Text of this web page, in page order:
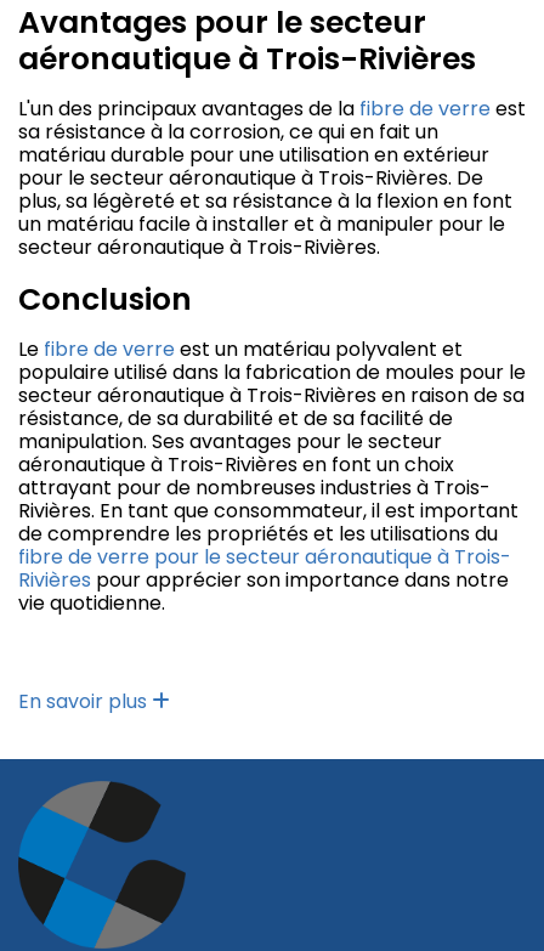
Avantages pour le secteur
aéronautique à Trois-Rivières
L'un des principaux avantages de la fibre de verreest
sa résistance à la corrosion, ce qui en fait un
matériau durable pour une utilisation en extérieur
pour le secteur aéronautique à Trois-Rivières. De
plus, sa légèreté et sa résistance à la flexion en font
un matériau facile à installer et à manipuler pour le
secteur aéronautique à Trois-Rivières.
Conclusion
Le fibre de verreest un matériau polyvalent et
populaire utilisé dans la fabrication de moules pour le
secteur aéronautique à Trois-Rivières en raison de sa
résistance, de sa durabilité et de sa facilité de
manipulation. Ses avantages pour le secteur
aéronautique à Trois-Rivières en font un choix
attrayant pour de nombreuses industries à Trois-
Rivières. En tant que consommateur, il est important
de comprendre les propriétés et les utilisations du
fibre de verre pour le secteur aéronautique à Trois-
Rivières pour apprécier son importance dans notre
vie quotidienne.
En savoir plus